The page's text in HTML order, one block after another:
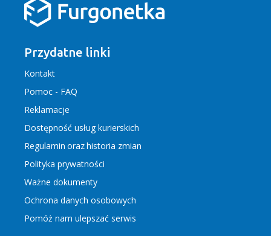
Przydatne linki
Kontakt
Pomoc - FAQ
Reklamacje
Dostępność usług kurierskich
Regulamin orazhistoria zmian
Polityka prywatności
Ważne dokumenty
Ochrona danych osobowych
Pomóż nam ulepszać serwis